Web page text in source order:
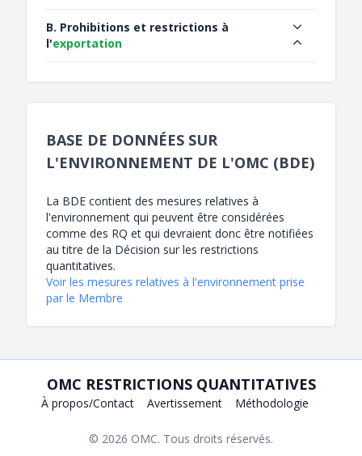
B. Prohibitions et restrictions à
l'exportation
BASE DE DONNÉES SUR
L'ENVIRONNEMENT DE L'OMC (BDE)
La BDE contient des mesures relatives à
l'environnement qui peuvent être considérées
comme des RQ et qui devraient donc être notifiées
au titre de la Décision sur les restrictions
quantitatives.
Voir les mesures relatives à l'environnement prise
par le Membre
OMC RESTRICTIONS QUANTITATIVES
À propos/Contact Avertissement Méthodologie
© 2026 OMC. Tous droits réservés.